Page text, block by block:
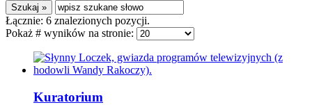
Łącznie: 6 znalezionych pozycji.
Pokaż # wyników na stronie:
Kuratorium